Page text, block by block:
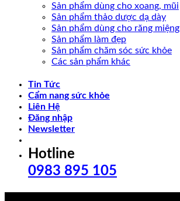
Sản phẩm dùng cho xoang, mũi
Sản phẩm thảo dược dạ dày
Sản phẩm dùng cho răng miệng
Sản phẩm làm đẹp
Sản phẩm chăm sóc sức khỏe
Các sản phẩm khác
Tin Tức
Cẩm nang sức khỏe
Liên Hệ
Đăng nhập
Newsletter
Hotline
0983 895 105